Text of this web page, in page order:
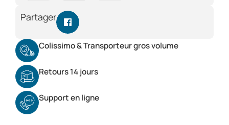
Partager
Colissimo & Transporteur gros volume
Retours 14 jours
Support en ligne